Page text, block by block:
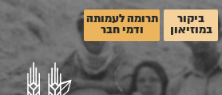
ביקור
במוזיאון
תרומה לעמותה
ודמי חבר